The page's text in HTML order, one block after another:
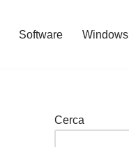
Software Windows
Cerca